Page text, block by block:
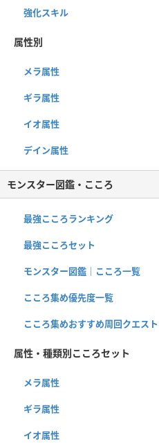
強化スキル
属性別
メラ属性
ギラ属性
イオ属性
デイン属性
モンスター図鑑・こころ
最強こころランキング
最強こころセット
モンスター図鑑｜こころ一覧
こころ集め優先度一覧
こころ集めおすすめ周回クエスト
属性・種類別こころセット
メラ属性
ギラ属性
イオ属性